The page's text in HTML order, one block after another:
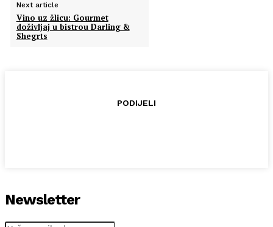
Next article
Vino uz žlicu: Gourmet
doživljaj u bistrou Darling &
Shegrts
PODIJELI
Newsletter